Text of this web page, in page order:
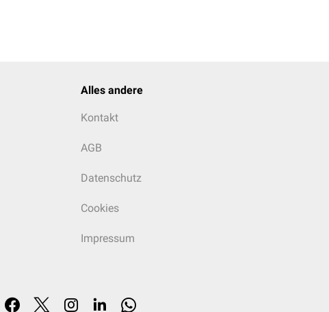
Alles andere
Kontakt
AGB
Datenschutz
Cookies
Impressum